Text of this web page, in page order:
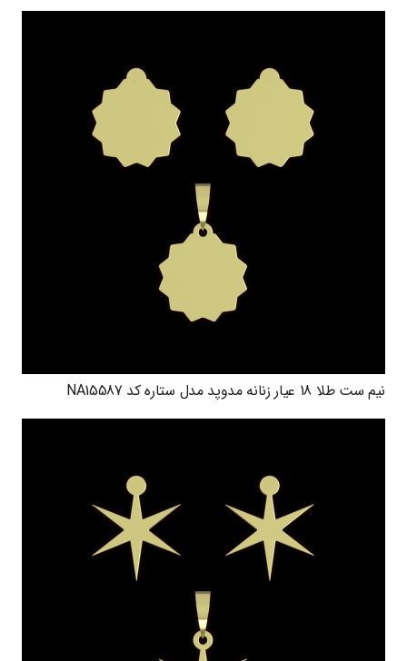
نیم ست طلا 18 عیار زنانه مدوپد مدل ستاره کد NA15587